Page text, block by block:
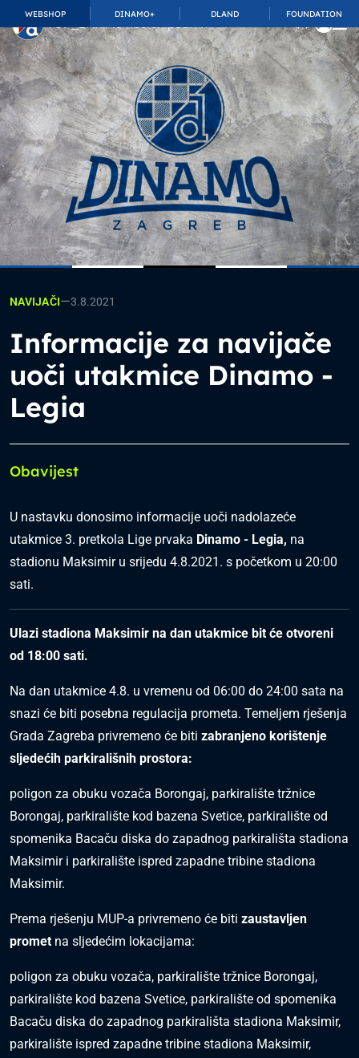
WEBSHOP DINAMO+ DLAND FOUNDATION
TOP_BAR.MembershipSuffix
NAVIJAČI—3.8.2021
Informacije za navijače
uoči utakmice Dinamo -
Legia
Obavijest
U nastavku donosimo informacije uoči nadolazeće
utakmice 3. pretkola Lige prvaka Dinamo - Legia, na
stadionu Maksimir u srijedu 4.8.2021. s početkom u 20:00
sati.
Ulazi stadiona Maksimir na dan utakmice bit će otvoreni
od 18:00 sati.
Na dan utakmice 4.8. u vremenu od 06:00 do 24:00 sata na
snazi će biti posebna regulacija prometa. Temeljem rješenja
Grada Zagreba privremeno će biti zabranjeno korištenje
sljedećih parkirališnih prostora:
poligon za obuku vozača Borongaj, parkiralište tržnice
Borongaj, parkiralište kod bazena Svetice, parkiralište od
spomenika Bacaču diska do zapadnog parkirališta stadiona
Maksimir i parkiralište ispred zapadne tribine stadiona
Maksimir.
Prema rješenju MUP-a privremeno će biti zaustavljen
promet na sljedećim lokacijama:
poligon za obuku vozača, parkiralište tržnice Borongaj,
parkiralište kod bazena Svetice, parkiralište od spomenika
Bacaču diska do zapadnog parkirališta stadiona Maksimir,
parkiralište ispred zapadne tribine stadiona Maksimir,